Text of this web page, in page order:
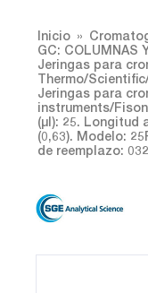
Inicio
GC: COLUMNAS
Jeringas para
Thermo/
Jeringas para
instruments/
(µl): 25. Longitud
(0,63). Modelo:
de reemplazo: